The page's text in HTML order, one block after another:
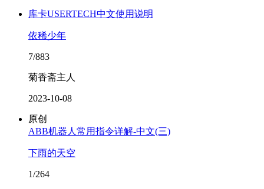
库卡USERTECH中文使用说明
依稀少年
7/883
菊香斋主人
2023-10-08
原创
ABB机器人常用指令详解-中文(三)
下雨的天空
1/264